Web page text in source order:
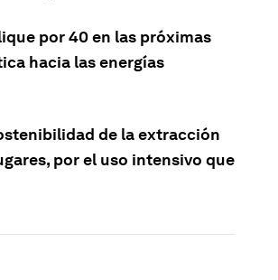
por 40 en las próximas
hacia las energías
de la extracción
por el uso intensivo que